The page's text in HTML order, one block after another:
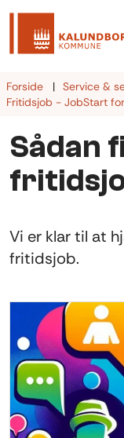
Forside Service &
Fritidsjob - JobStart
Sådan
Vi er klar til at
fritidsjob.